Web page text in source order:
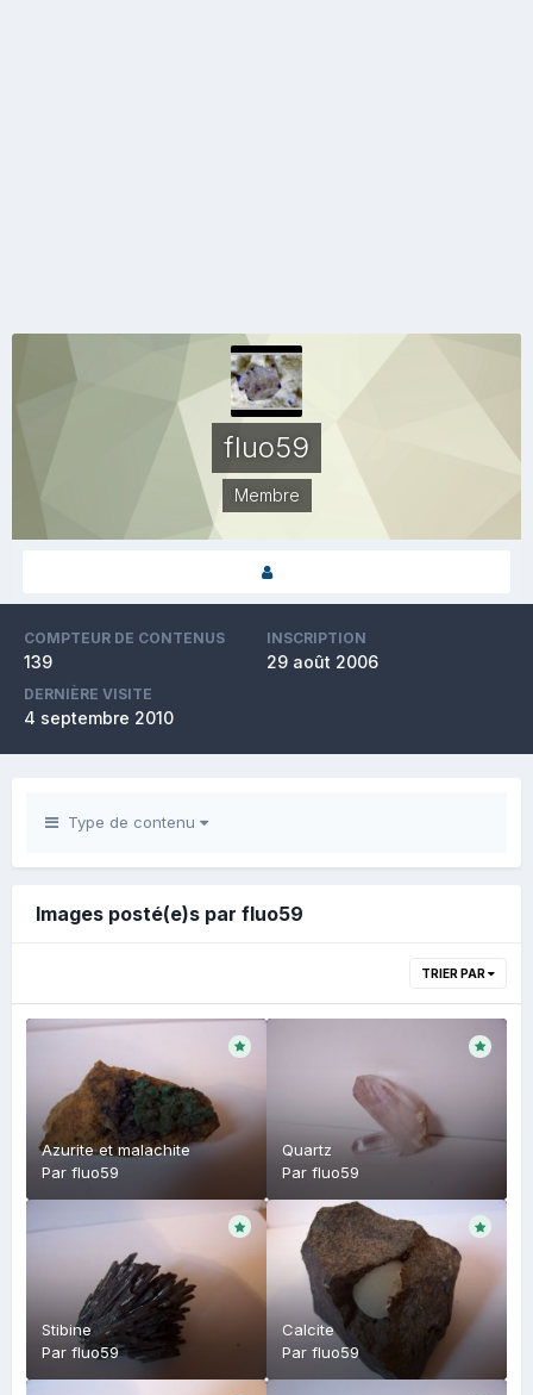
fluo59
Membre
COMPTEUR DE CONTENUS
139
INSCRIPTION
29 août 2006
DERNIÈRE VISITE
4 septembre 2010
Type de contenu
Images posté(e)s par fluo59
TRIER PAR
Azurite et malachite
Par fluo59
Quartz
Par fluo59
Stibine
Par fluo59
Calcite
Par fluo59